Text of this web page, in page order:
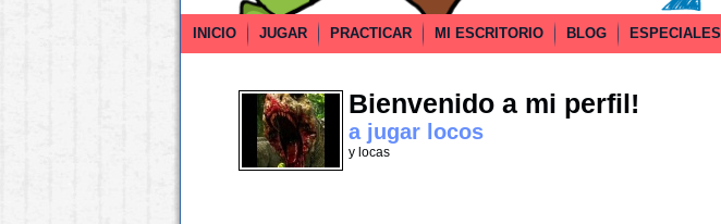
INICIO JUGAR PRACTICAR MI ESCRITORIO BLOG ESPECIALES
Bienvenido a mi perfil!
a jugar locos
y locas